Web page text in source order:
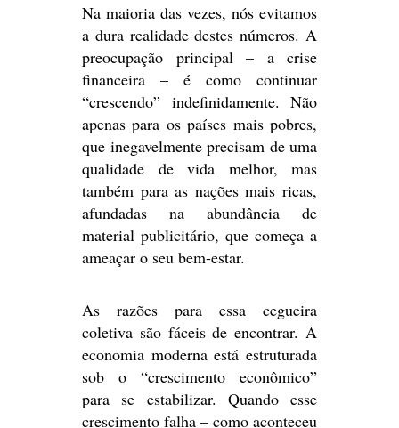
Na maioria das vezes, nós evitamos
a dura realidade destes números. A
preocupação principal – a crise
financeira – é como continuar
“crescendo” indefinidamente. Não
apenas para os países mais pobres,
que inegavelmente precisam de uma
qualidade de vida melhor, mas
também para as nações mais ricas,
afundadas na abundância de
material publicitário, que começa a
ameaçar o seu bem-estar.
As razões para essa cegueira
coletiva são fáceis de encontrar. A
economia moderna está estruturada
sob o “crescimento econômico”
para se estabilizar. Quando esse
crescimento falha – como aconteceu